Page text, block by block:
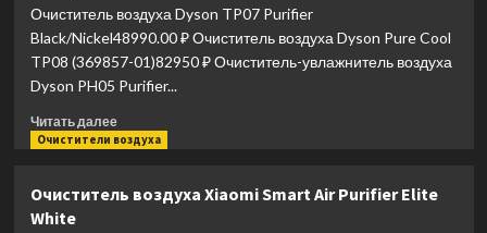
TP07
Purifier
Очиститель воздуха Dyson TP07 Purifier
Black/Nickel48990.00 ₽ Очиститель воздуха Dyson Pure Cool
TP08 (369857-01)82950 ₽ Очиститель-увлажнитель воздуха
Dyson PH05 Purifier...
Читать далееПрочитать
больше
воздуха
Очистители воздуха
Очиститель воздуха Xiaomi Smart Air Purifier Elite
White